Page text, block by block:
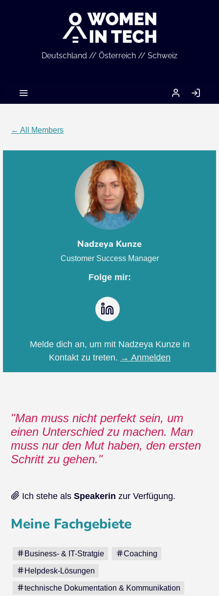
Deutschland // Österreich // Schweiz
MEIN
ACCOUNT
IN
← All Members
Nadzeya Kunze
Customer Success Manager
Folge mir:
Melde dich an, um mit Nadzeya Kunze in
Kontakt zu treten. → Anmelden
Man muss nicht perfekt sein, um
einen Unterschied zu machen. Man
muss nur den Mut haben, den ersten
Schritt zu gehen.
Ich stehe alsSpeakerin zur Verfügung.
Meine Fachgebiete
Business- & IT-Stratgie Coaching
Helpdesk-Lösungen
technische Dokumentation & Kommunikation